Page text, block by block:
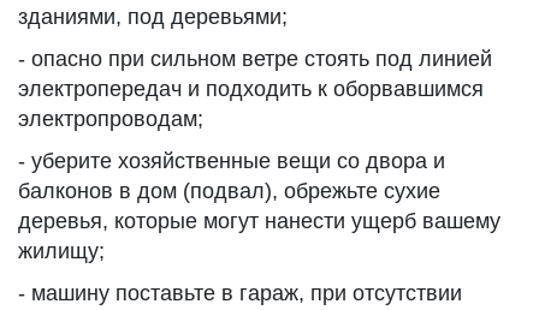
зданиями, под деревьями;
- опасно при сильном ветре стоять под линией
электропередач и подходить к оборвавшимся
электропроводам;
- уберите хозяйственные вещи со двора и
балконов в дом (подвал), обрежьте сухие
деревья, которые могут нанести ущерб вашему
жилищу;
- машину поставьте в гараж, при отсутствии